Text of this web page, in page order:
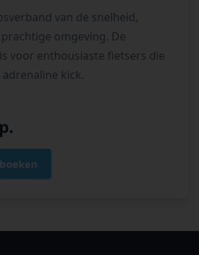
van de snelheid,
omgeving. De
voor enthousiaste fietsers die
kick.